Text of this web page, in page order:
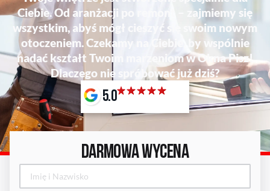
Ciebie. Od aranżacji po remont – zajmiemy się
wszystkim, abyś mógł cieszyć się swoim nowym
otoczeniem. Czekamy na Ciebie, by wspólnie
nadać kształt Twoim marzeniom w Okna Pisz!
Dlaczego nie spróbować już dziś?
5.0
DARMOWA WYCENA